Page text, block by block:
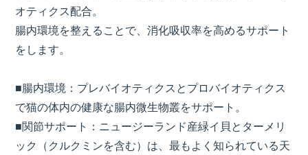
オティクス配合。
腸内環境を整えることで、消化吸収率を高めるサポート
をします。
■腸内環境：プレバイオティクスとプロバイオティクス
で猫の体内の健康な腸内微生物叢をサポート。
■関節サポート：ニュージーランド産緑イ貝とターメリ
ック（クルクミンを含む）は、最もよく知られている天